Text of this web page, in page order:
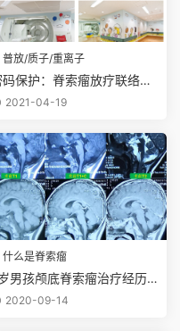
普放/质子/重离子
码保护：脊索瘤放疗联络手
2021-04-19
什么是脊索瘤
男孩颅底脊索瘤治疗经历-
续更新2024-10-29
2020-09-14